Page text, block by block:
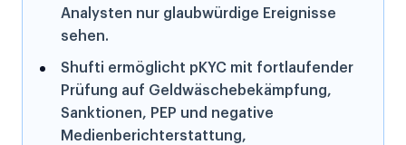
Analysten nur glaubwürdige Ereignisse
sehen.
Shufti ermöglicht pKYC mit fortlaufender
Prüfung auf Geldwäschebekämpfung,
Sanktionen, PEP und negative
Medienberichterstattung,